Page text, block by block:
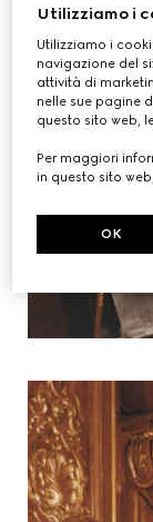
Utilizziamo i
Utilizziamo i
navigazione del
attività di
nelle sue pagine
questo sito web,
Per maggiori
in questo sito
OK